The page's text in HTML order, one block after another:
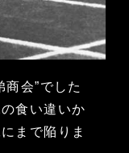
会”でした
食い違いか
まで陥りま